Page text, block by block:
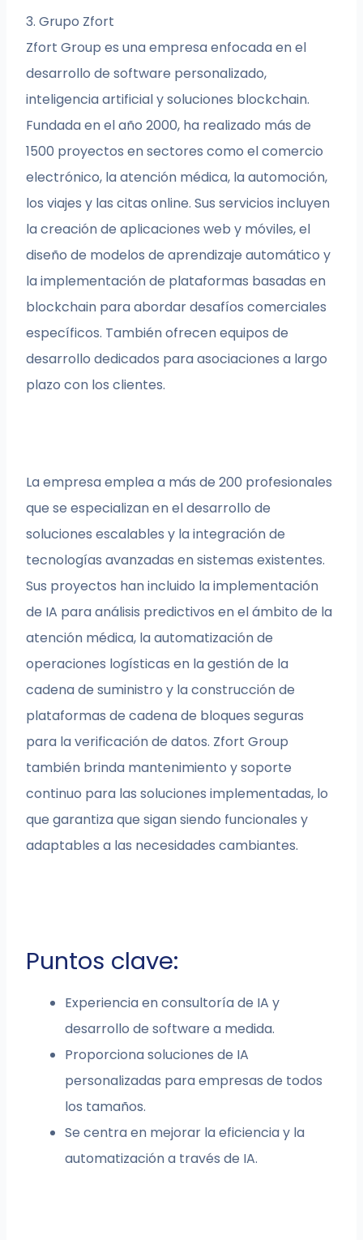
3. Grupo Zfort
Zfort Group es una empresa enfocada en el
desarrollo de software personalizado,
inteligencia artificial y soluciones blockchain.
Fundada en el año 2000, ha realizado más de
1500 proyectos en sectores como el comercio
electrónico, la atención médica, la automoción,
los viajes y las citas online. Sus servicios incluyen
la creación de aplicaciones web y móviles, el
diseño de modelos de aprendizaje automático y
la implementación de plataformas basadas en
blockchain para abordar desafíos comerciales
específicos. También ofrecen equipos de
desarrollo dedicados para asociaciones a largo
plazo con los clientes.
La empresa emplea a más de 200 profesionales
que se especializan en el desarrollo de
soluciones escalables y la integración de
tecnologías avanzadas en sistemas existentes.
Sus proyectos han incluido la implementación
de IA para análisis predictivos en el ámbito de la
atención médica, la automatización de
operaciones logísticas en la gestión de la
cadena de suministro y la construcción de
plataformas de cadena de bloques seguras
para la verificación de datos. Zfort Group
también brinda mantenimiento y soporte
continuo para las soluciones implementadas, lo
que garantiza que sigan siendo funcionales y
adaptables a las necesidades cambiantes.
Puntos clave:
Experiencia en consultoría de IA y
desarrollo de software a medida.
Proporciona soluciones de IA
personalizadas para empresas de todos
los tamaños.
Se centra en mejorar la eficiencia y la
automatización a través de IA.